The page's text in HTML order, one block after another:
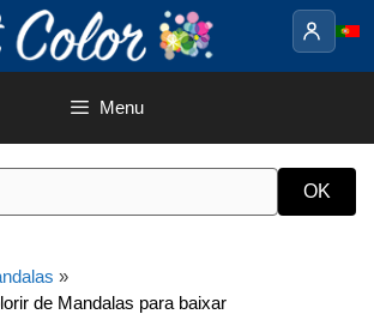
Menu
»
de Mandalas para baixar